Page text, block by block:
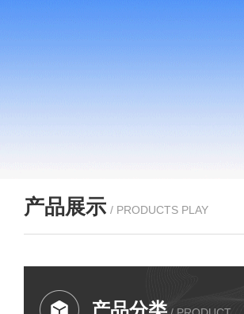
产品展示 / PRODUCTS PLAY
产品分类